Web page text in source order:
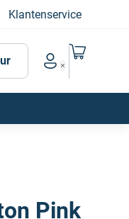
Klantenservice
Account menu
Naar mijn
Pink